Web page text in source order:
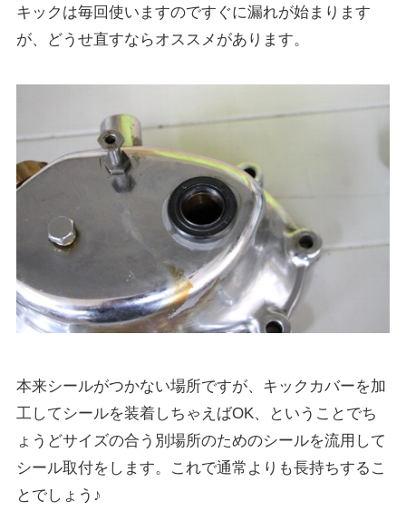
キックは毎回使いますのですぐに漏れが始まります
が、どうせ直すならオススメがあります。
本来シールがつかない場所ですが、キックカバーを加
工してシールを装着しちゃえばOK、ということでち
ょうどサイズの合う別場所のためのシールを流用して
シール取付をします。これで通常よりも長持ちするこ
とでしょう♪